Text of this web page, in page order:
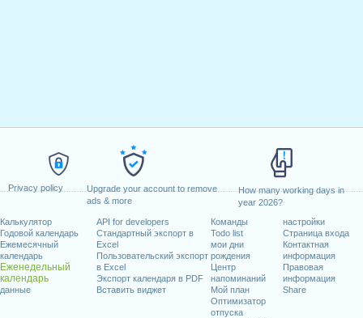
Privacy policy
Upgrade your account to remove
ads & more
How many working days in
year 2026?
Калькулятор
Годовой календарь
Ежемесячный
календарь
Еженедельный
календарь
данные
API for developers
Стандартный экспорт в
Excel
Пользовательский экспорт
в Excel
Экспорт календаря в PDF
Вставить виджет
Команды
Todo list
мои дни
рождения
Центр
напоминаний
Мой план
Оптимизатор
отпуска
настройки
Страница входа
Контактная
информация
Правовая
информация
Share